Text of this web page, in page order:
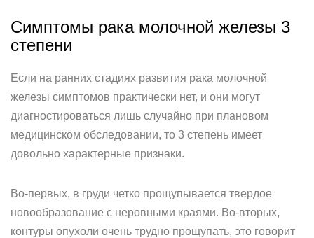
Симптомы рака молочной железы 3
степени
Если на ранних стадиях развития рака молочной
железы симптомов практически нет, и они могут
диагностироваться лишь случайно при плановом
медицинском обследовании, то 3 степень имеет
довольно характерные признаки.
Во-первых, в груди четко прощупывается твердое
новообразование с неровными краями. Во-вторых,
контуры опухоли очень трудно прощупать, это говорит